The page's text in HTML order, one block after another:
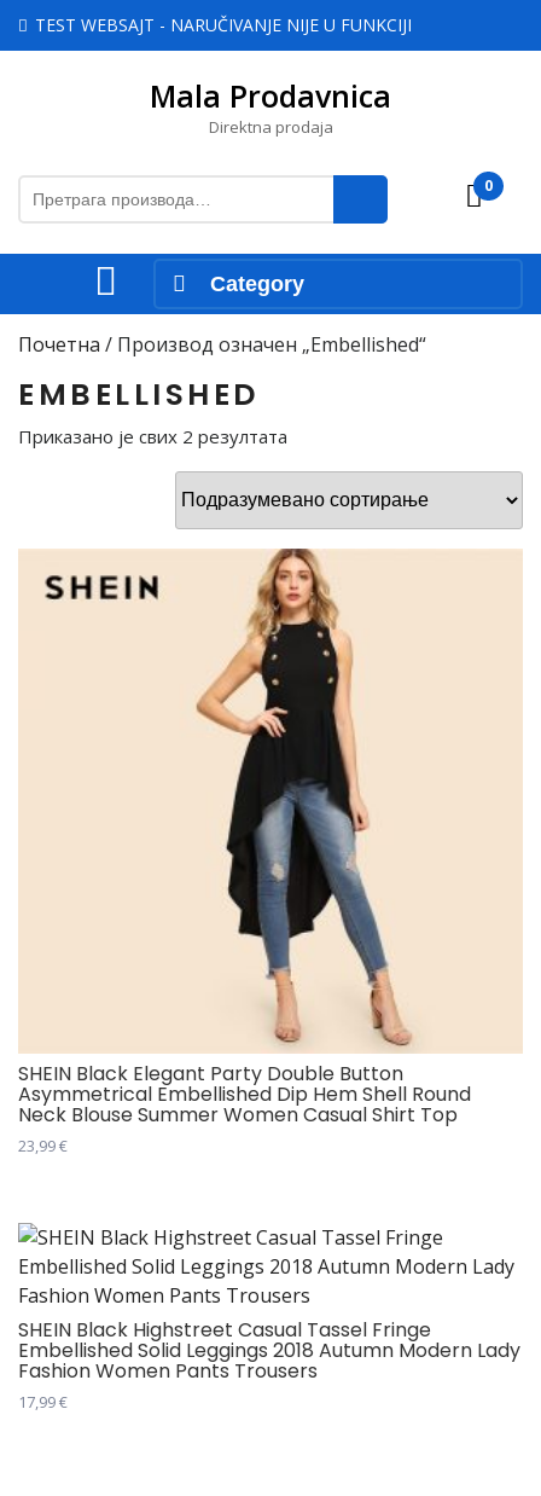
SkipTEST WEBSAJT - NARUČIVANJE NIJE U FUNKCIJI
Mala Prodavnica
Direktna prodaja
Претрага
за:
Cart
0
Open
Menu
Category
Почетна / Производ oзначен „Embellished“
EMBELLISHED
Приказано је свих 2 резултата
SHEIN Black Elegant Party Double Button
Asymmetrical Embellished Dip Hem Shell Round
Neck Blouse Summer Women Casual Shirt Top
23,99€
има
више
варијанти.
Опције
могу
бити
изабране
SHEIN Black Highstreet Casual Tassel Fringe
Embellished Solid Leggings 2018 Autumn Modern Lady
Fashion Women Pants Trousers
17,99€